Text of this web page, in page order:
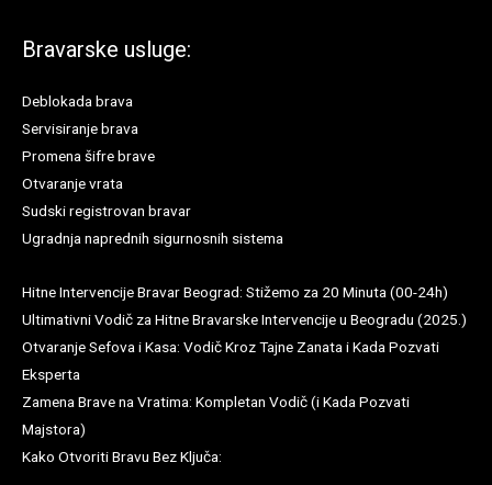
Bravarske usluge:
Deblokada brava
Servisiranje brava
Promena šifre brave
Otvaranje vrata
Sudski registrovan bravar
Ugradnja naprednih sigurnosnih sistema
Hitne Intervencije Bravar Beograd: Stižemo za 20 Minuta (00-24h)
Ultimativni Vodič za Hitne Bravarske Intervencije u Beogradu (2025.)
Otvaranje Sefova i Kasa: Vodič Kroz Tajne Zanata i Kada Pozvati
Eksperta
Zamena Brave na Vratima: Kompletan Vodič (i Kada Pozvati
Majstora)
Kako Otvoriti Bravu Bez Ključa: